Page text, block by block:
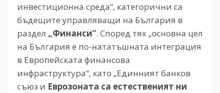
инвестиционна среда“, категорични са
бъдещите управляващи на България в
раздел „Финанси“. Според тях „основна цел
на България е по-нататъшната интеграция
в Европейската финансова
инфраструктура“, като „Единният банков
съюз и Еврозоната са естественият ни